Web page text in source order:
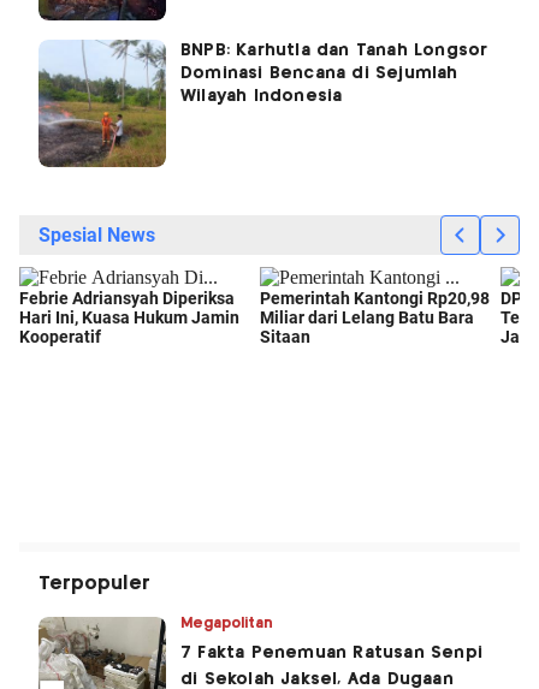
BNPB: Karhutla dan Tanah Longsor
Dominasi Bencana di Sejumlah
Wilayah Indonesia
Terpopuler
Megapolitan
7 Fakta Penemuan Ratusan Senpi
di Sekolah Jaksel, Ada Dugaan